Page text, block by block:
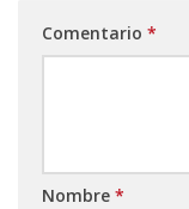
Comentario *
Nombre *